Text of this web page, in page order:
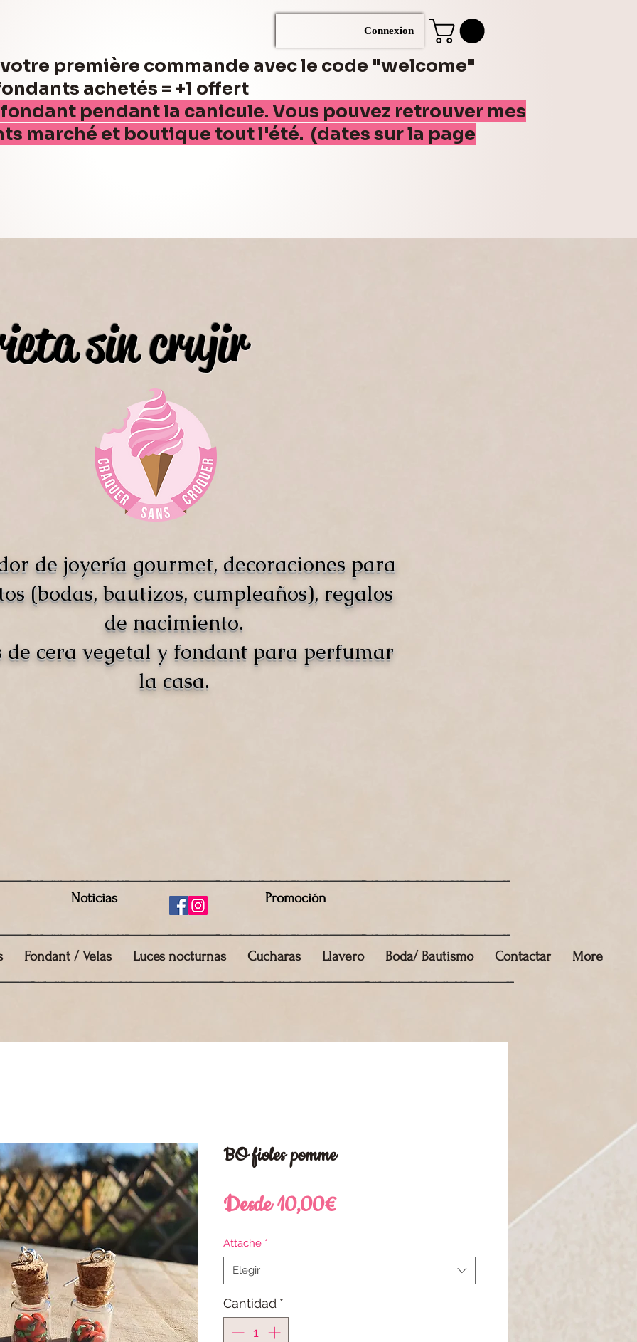
Connexion
première commande avec le code "welcome"
achetés = +1 offert
pendant la canicule. Vous pouvez retrouver mes
marché et boutique tout l'été. (dates sur la page
sin crujir
de joyería gourmet, decoraciones para
(bodas, bautizos, cumpleaños), regalos
de nacimiento.
de cera vegetal y fondant para perfumar
la casa.
Noticias Promoción
Fondant / Velas Luces nocturnas Cucharas Llavero Boda/ Bautismo Contactar More
BO fioles pomme
Desde10,00€Precio
Attache *
Elegir
Cantidad *